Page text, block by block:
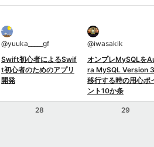
@yuuka_____gf
Swift初心者によるSwif
t初心者のためのアプリ
開発
@iwasakik
オンプレMySQLを
ra MySQL Version
移行する時の用心ポ
ント10か条
28 29